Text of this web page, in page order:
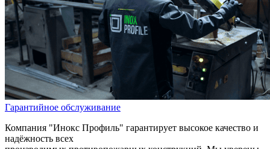
Гарантийное обслуживание
Компания "Инокс Профиль" гарантирует высокое качество и
надёжность всех